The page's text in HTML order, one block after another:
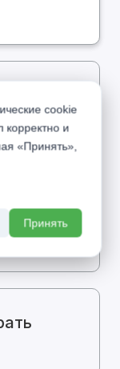
вас
cookie
корректно и
«Принять»,
Принять